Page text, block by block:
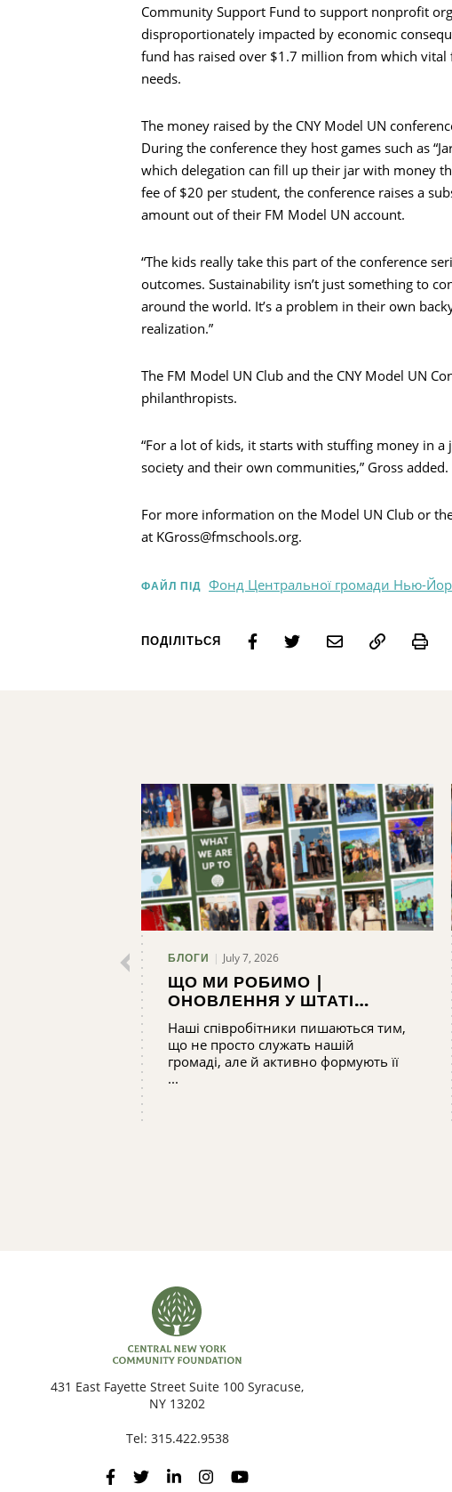
Community Support Fund to support nonprofit
disproportionately impacted by economic
fund has raised over $1.7 million from which
needs.
The money raised by the CNY Model UN
During the conference they host games such as
which delegation can fill up their jar with money
fee of $20 per student, the conference raises a
amount out of their FM Model UN account.
“The kids really take this part of the conference
outcomes. Sustainability isn’t just something to
around the world. It’s a problem in their own
realization.”
The FM Model UN Club and the CNY Model UN
philanthropists.
“For a lot of kids, it starts with stuffing money in
society and their own communities,” Gross added.
For more information on the Model UN Club or
at KGross@fmschools.org.
ФАЙЛ ПІД Фонд Центральної громади Нью-
ПОДІЛІТЬСЯ Print
БЛОГИ July 7, 2026
ЩО МИ РОБИМО |
ОНОВЛЕННЯ У ШТАТІ
CNYCF
Наші співробітники пишаються тим,
що не просто служать нашій
громаді, але й активно формують її
...
431 East Fayette Street Suite 100 Syracuse,
NY 13202
Tel: 315.422.9538
Пошук